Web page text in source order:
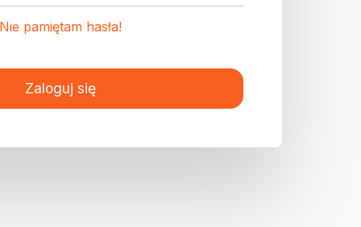
Nie pamiętam hasła!
Zaloguj się